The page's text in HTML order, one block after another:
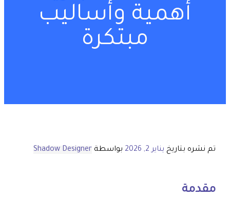
أهمية وأساليب
مبتكرة
تم نشره بتاريخ يناير 2, 2026 بواسطة Shadow Designer
مقدمة